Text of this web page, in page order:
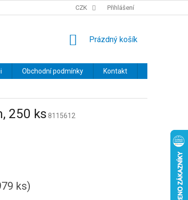
PODMÍNKY OCHRANY OSOBNÍCH ÚDAJŮ
CZK Přihlášení
NÁKUPNÍ
Prázdný košík
Obchodní podmínky Kontakt
250 ks 8115612
ks)